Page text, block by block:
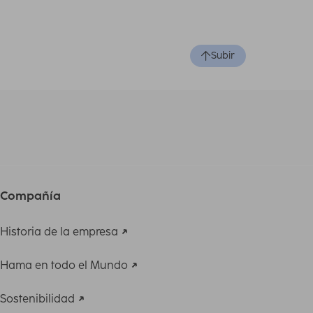
Subir
Compañía
Historia de la empresa
Hama en todo el Mundo
Sostenibilidad